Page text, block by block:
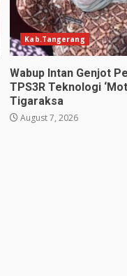
Kab.Tangerang
Wabup Intan Genjot
TPS3R Teknologi
Tigaraksa
August 7, 2026